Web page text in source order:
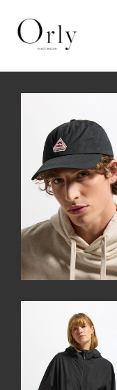
Le concept
Le vestiaire/
News
Restaurant
En savoir plus. J'ai compris.